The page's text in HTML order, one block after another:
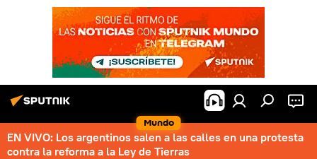
Mundo
EN VIVO: Los argentinos salen a las calles en una protesta
contra la reforma a la Ley de Tierras